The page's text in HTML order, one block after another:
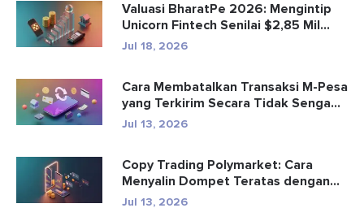
Valuasi BharatPe 2026: Mengintip
Unicorn Fintech Senilai $2,85 Mil...
Jul 18, 2026
Cara Membatalkan Transaksi M-Pesa
yang Terkirim Secara Tidak Senga...
Jul 13, 2026
Copy Trading Polymarket: Cara
Menyalin Dompet Teratas dengan
Aman
Jul 13, 2026